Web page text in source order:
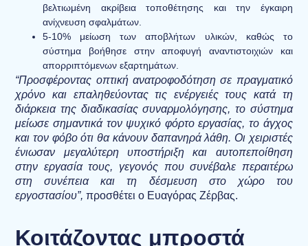
βελτιωμένη ακρίβεια τοποθέτησης και την έγκαιρη
ανίχνευση σφαλμάτων.
5-10% μείωση των αποβλήτων υλικών, καθώς το
σύστημα βοήθησε στην αποφυγή αναντιστοιχιών και
απορριπτόμενων εξαρτημάτων.
“Προσφέροντας οπτική ανατροφοδότηση σε πραγματικό
χρόνο και επαληθεύοντας τις ενέργειές τους κατά τη
διάρκεια της διαδικασίας συναρμολόγησης, το σύστημα
μείωσε σημαντικά τον ψυχικό φόρτο εργασίας, το άγχος
και τον φόβο ότι θα κάνουν δαπανηρά λάθη. Οι χειριστές
ένιωσαν μεγαλύτερη υποστήριξη και αυτοπεποίθηση
στην εργασία τους, γεγονός που συνέβαλε περαιτέρω
στη συνέπεια και τη δέσμευση στο χώρο του
εργοστασίου”, προσθέτει ο Ευαγόρας Ζέρβας.
Κοιτάζοντας μπροστά